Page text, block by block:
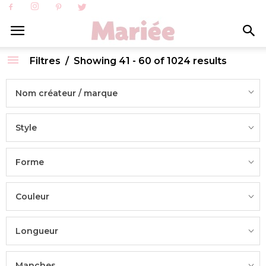
Filtres Showing 41 - 60 of 1024 results
Nom créateur / marque
Style
Forme
Couleur
Longueur